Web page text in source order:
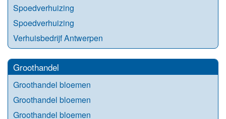
Spoedverhuizing
Spoedverhuizing
Verhuisbedrijf Antwerpen
Groothandel
Groothandel bloemen
Groothandel bloemen
Groothandel bloemen